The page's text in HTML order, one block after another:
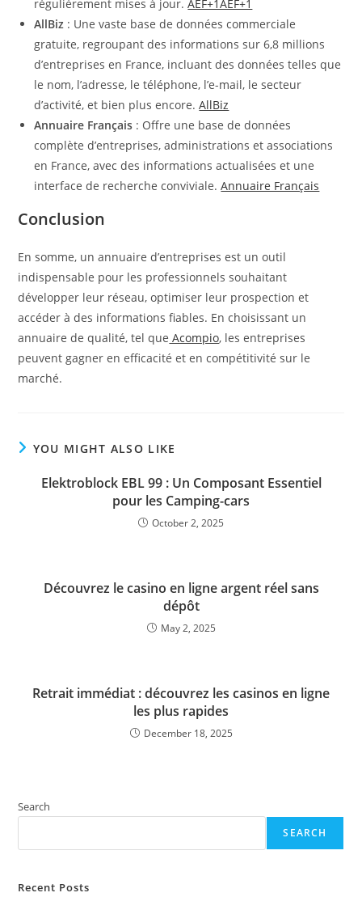
régulièrement mises à jour. ​AEF+1AEF+1
AllBiz : Une vaste base de données commerciale
gratuite, regroupant des informations sur 6,8 millions
d’entreprises en France, incluant des données telles que
le nom, l’adresse, le téléphone, l’e-mail, le secteur
d’activité, et bien plus encore. ​AllBiz
Annuaire Français : Offre une base de données
complète d’entreprises, administrations et associations
en France, avec des informations actualisées et une
interface de recherche conviviale. ​Annuaire Français
Conclusion
En somme, un annuaire d’entreprises est un outil
indispensable pour les professionnels souhaitant
développer leur réseau, optimiser leur prospection et
accéder à des informations fiables. En choisissant un
annuaire de qualité, tel que Acompio, les entreprises
peuvent gagner en efficacité et en compétitivité sur le
marché.​
YOU MIGHT ALSO LIKE
Elektroblock EBL 99 : Un Composant Essentiel
pour les Camping-cars
October 2, 2025
Découvrez le casino en ligne argent réel sans
dépôt
May 2, 2025
Retrait immédiat : découvrez les casinos en ligne
les plus rapides
December 18, 2025
Search
SEARCH
Recent Posts